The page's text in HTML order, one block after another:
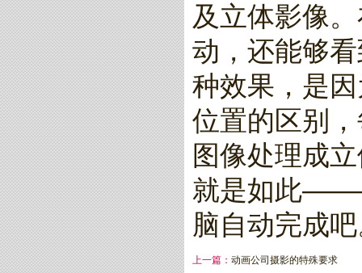
及立体影像
动，还能够
种效果，是
位置的区别
图像处理成
就是如此
脑自动完成
上一篇： 动画公司摄影的特殊要求